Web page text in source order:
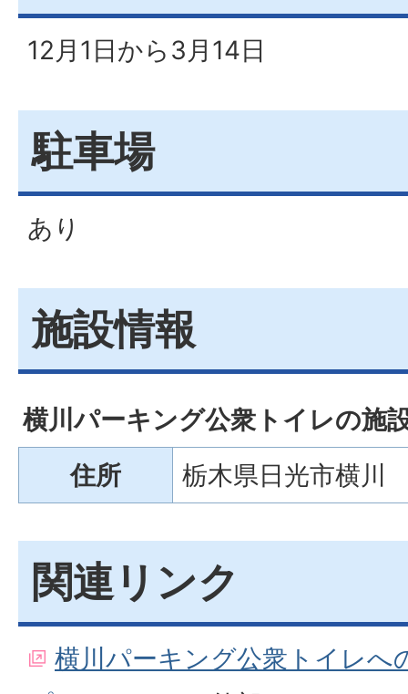
12月1日から3月14日
駐車場
あり
施設情報
横川パーキング公衆トイレの施
住所
栃木県日光市横川
関連リンク
横川パーキング公衆トイレへ